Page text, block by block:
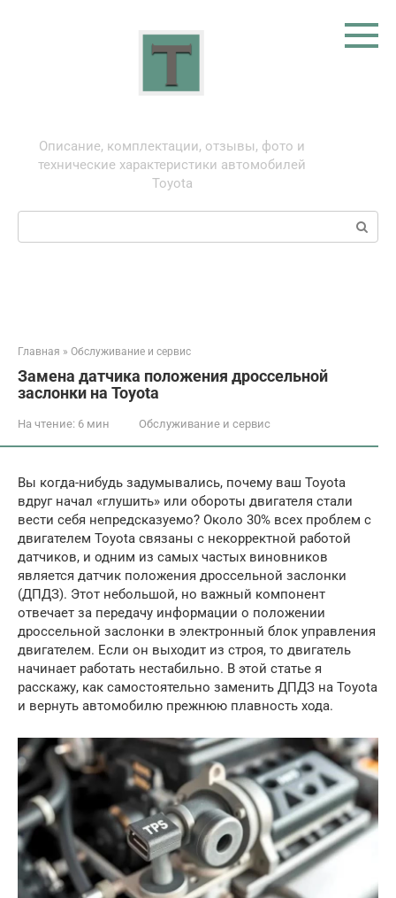
Описание, комплектации, отзывы, фото и
технические характеристики автомобилей
Toyota
Поиск:
Главная » Обслуживание и сервис
Замена датчика положения дроссельной
заслонки на Toyota
На чтение: 6 мин Обслуживание и сервис
Вы когда-нибудь задумывались, почему ваш Toyota
вдруг начал «глушить» или обороты двигателя стали
вести себя непредсказуемо? Около 30% всех проблем с
двигателем Toyota связаны с некорректной работой
датчиков, и одним из самых частых виновников
является датчик положения дроссельной заслонки
(ДПДЗ). Этот небольшой, но важный компонент
отвечает за передачу информации о положении
дроссельной заслонки в электронный блок управления
двигателем. Если он выходит из строя, то двигатель
начинает работать нестабильно. В этой статье я
расскажу, как самостоятельно заменить ДПДЗ на Toyota
и вернуть автомобилю прежнюю плавность хода.